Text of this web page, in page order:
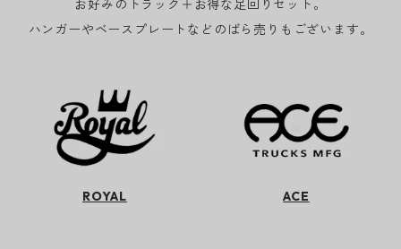
お好みのトラック＋お得な足回りセット。
ハンガーやベースプレートなどのばら売りもございます。
ROYAL ACE